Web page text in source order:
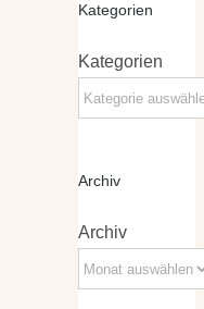
Kategorien
Kategorien
Archiv
Archiv